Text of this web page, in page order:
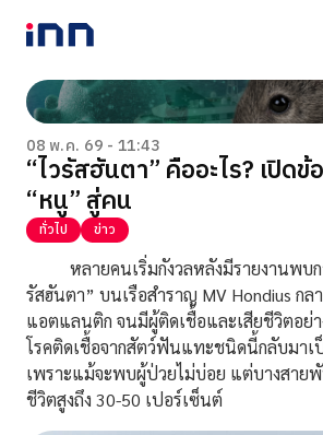
NEWS
ENTERTAINMENT
LIFESTYLE
HOROSCOPE
LOTTERY
VIDEO
ร่วมด้วยช่วยกัน
08 พ.ค. 69 - 11:43
“ไวรัสฮันตา” คืออะไร? เปิดข้
“หนู” สู่คน
ทั่วไป ข่าว
หลายคนเริ่มกังวลหลังมีรายงานพบกา
รัสฮันตา” บนเรือสำราญ MV Hondius กล
แอตแลนติก จนมีผู้ติดเชื้อและเสียชีวิตอย่
โรคติดเชื้อจากสัตว์ฟันแทะชนิดนี้กลับมาเ
เพราะแม้จะพบผู้ป่วยไม่บ่อย แต่บางสาย
ชีวิตสูงถึง 30-50 เปอร์เซ็นต์